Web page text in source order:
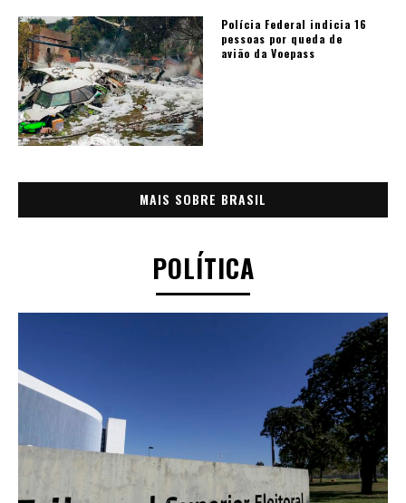
Polícia Federal indicia 16
pessoas por queda de
avião da Voepass
MAIS SOBRE BRASIL
POLÍTICA